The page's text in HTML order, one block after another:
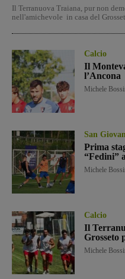
Il Terranuova Traiana, pur non
nell'amichevole in casa del
Calcio
Il
l’Ancona
Michele
San
Prima
“Fedini”
Michele
Calcio
Il
Grosseto
Michele